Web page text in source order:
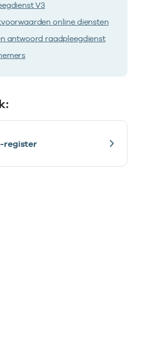
V3
online diensten
antwoord raadpleegdienst
register